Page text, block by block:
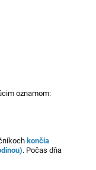
oznamom:
končia
. Počas dňa